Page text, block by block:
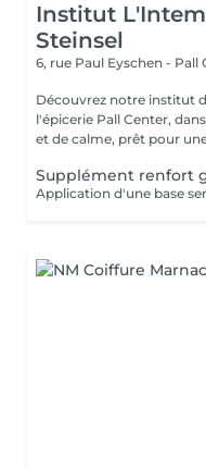
Institut
Steinsel
6, rue Paul Eyschen - Pall
Découvrez notre institut
l'épicerie Pall Center,
et de calme, prêt pour
Supplément renfort